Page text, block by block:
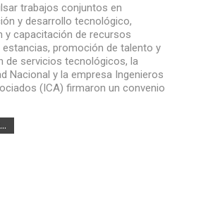
trabajos conjuntos en
y desarrollo tecnológico,
y capacitación de recursos
estancias, promoción de talento y
de servicios tecnológicos, la
Nacional y la empresa Ingenieros
(ICA) firmaron un convenio